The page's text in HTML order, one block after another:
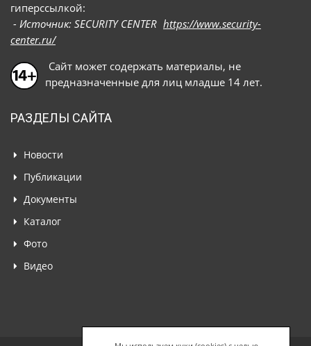
гиперссылкой:
- Источник: SECURITY CENTER https://www.security-
center.ru/
Сайт может содержать материалы, не
предназначенные для лиц младше 14 лет.
РАЗДЕЛЫ САЙТА
Новости
Публикации
Документы
Каталог
Фото
Видео